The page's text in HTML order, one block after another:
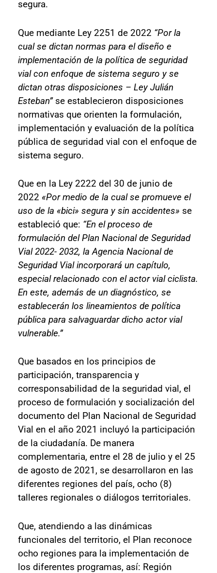
segura.
Que mediante Ley 2251 de 2022 “Por la
cual se dictan normas para el diseño e
implementación de la política de seguridad
vial con enfoque de sistema seguro y se
dictan otras disposiciones – Ley Julián
Esteban” se establecieron disposiciones
normativas que orienten la formulación,
implementación y evaluación de la política
pública de seguridad vial con el enfoque de
sistema seguro.
Que en la Ley 2222 del 30 de junio de
2022 «Por medio de la cual se promueve el
uso de la «bici» segura y sin accidentes» se
estableció que: “En el proceso de
formulación del Plan Nacional de Seguridad
Vial 2022- 2032, la Agencia Nacional de
Seguridad Vial incorporará un capítulo,
especial relacionado con el actor vial ciclista.
En este, además de un diagnóstico, se
establecerán los lineamientos de política
pública para salvaguardar dicho actor vial
vulnerable.”
Que basados en los principios de
participación, transparencia y
corresponsabilidad de la seguridad vial, el
proceso de formulación y socialización del
documento del Plan Nacional de Seguridad
Vial en el año 2021 incluyó la participación
de la ciudadanía. De manera
complementaria, entre el 28 de julio y el 25
de agosto de 2021, se desarrollaron en las
diferentes regiones del país, ocho (8)
talleres regionales o diálogos territoriales.
Que, atendiendo a las dinámicas
funcionales del territorio, el Plan reconoce
ocho regiones para la implementación de
los diferentes programas, así: Región